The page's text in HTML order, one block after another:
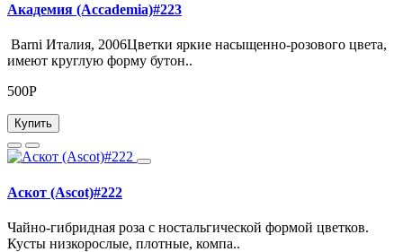
Академия (Accademia)#223
Barni Италия, 2006Цветки яркие насыщенно-розового цвета,
имеют круглую форму бутон..
500Р
Купить
Аскот (Ascot)#222
Чайно-гибридная роза с ностальгической формой цветков.
Кусты низкорослые, плотные, компа..